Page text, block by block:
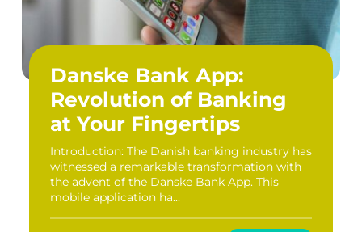
Danske Bank App:
Revolution of Banking
at Your Fingertips
Introduction: The Danish banking industry has
witnessed a remarkable transformation with
the advent of the Danske Bank App. This
mobile application ha...